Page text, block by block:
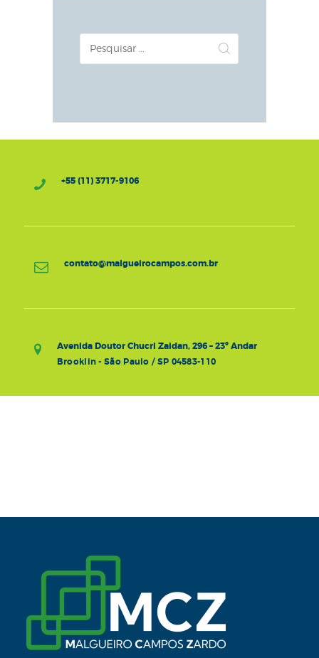
por:
+55 (11) 3717-9106
contato@malgueirocampos.com.br
Avenida Doutor Chucri Zaidan, 296 – 23º Andar
Brooklin - São Paulo / SP 04583-110